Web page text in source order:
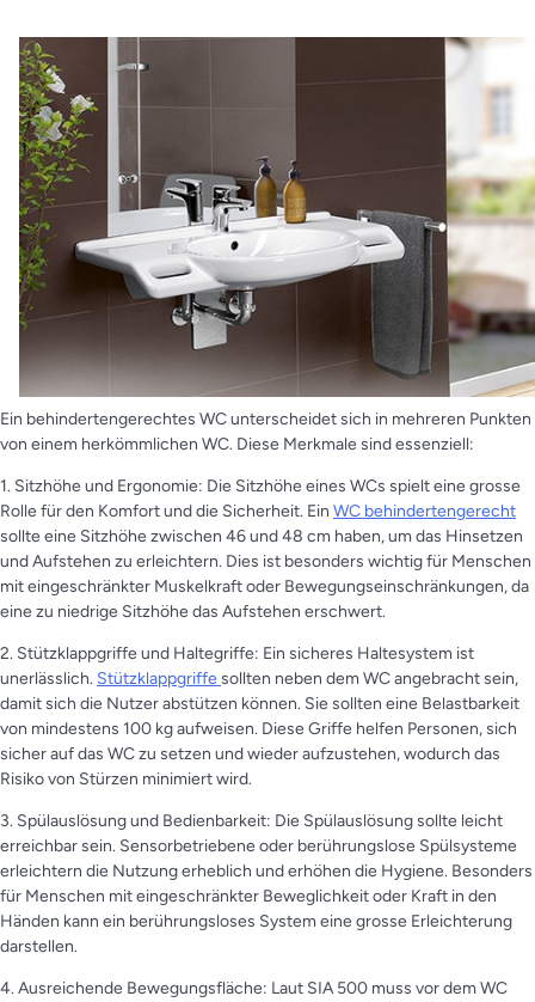
Ein behindertengerechtes WC unterscheidet sich in mehreren Punkten
von einem herkömmlichen WC. Diese Merkmale sind essenziell:
1. Sitzhöhe und Ergonomie: Die Sitzhöhe eines WCs spielt eine grosse
Rolle für den Komfort und die Sicherheit. Ein WC behindertengerecht
sollte eine Sitzhöhe zwischen 46 und 48 cm haben, um das Hinsetzen
und Aufstehen zu erleichtern. Dies ist besonders wichtig für Menschen
mit eingeschränkter Muskelkraft oder Bewegungseinschränkungen, da
eine zu niedrige Sitzhöhe das Aufstehen erschwert.
2. Stützklappgriffe und Haltegriffe: Ein sicheres Haltesystem ist
unerlässlich. Stützklappgriffesollten neben dem WC angebracht sein,
damit sich die Nutzer abstützen können. Sie sollten eine Belastbarkeit
von mindestens 100 kg aufweisen. Diese Griffe helfen Personen, sich
sicher auf das WC zu setzen und wieder aufzustehen, wodurch das
Risiko von Stürzen minimiert wird.
3. Spülauslösung und Bedienbarkeit: Die Spülauslösung sollte leicht
erreichbar sein. Sensorbetriebene oder berührungslose Spülsysteme
erleichtern die Nutzung erheblich und erhöhen die Hygiene. Besonders
für Menschen mit eingeschränkter Beweglichkeit oder Kraft in den
Händen kann ein berührungsloses System eine grosse Erleichterung
darstellen.
4. Ausreichende Bewegungsfläche: Laut SIA 500 muss vor dem WC